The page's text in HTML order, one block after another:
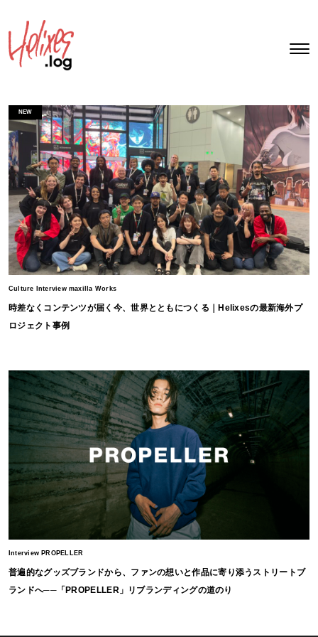
NEW
Culture Interview maxilla Works
時差なくコンテンツが届く今、世界とともにつくる｜Helixesの最新海外プ
ロジェクト事例
Interview PROPELLER
普遍的なグッズブランドから、ファンの想いと作品に寄り添うストリートブ
ランドへ──「PROPELLER」リブランディングの道のり